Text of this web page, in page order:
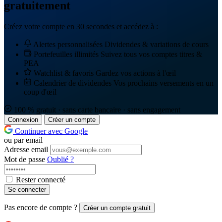
gratuitement
Créez votre compte en 30 secondes et accédez à :
Alertes personnalisées Dividendes & variations de cours
Portefeuilles illimités Suivez tous vos comptes titres &
PEA
Watchlist & favoris Gardez vos actions à l'œil
Calendrier de dividendes Vos prochains versements en un
coup d'œil
100 % gratuit · sans carte bancaire · sans engagement
Connexion Créer un compte
Continuer avec Google
ou par email
Adresse email
Mot de passe Oublié ?
Rester connecté
Se connecter
Pas encore de compte ? Créer un compte gratuit